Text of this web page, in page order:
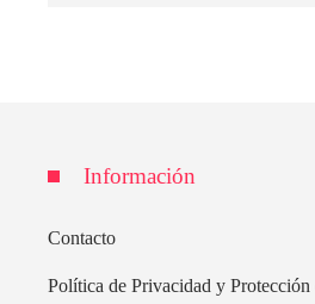
Información
Contacto
Política de Privacidad y Protección